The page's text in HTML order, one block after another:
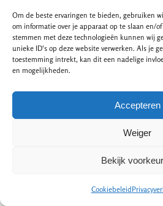
Om de beste ervaringen te bieden, gebruiken
om informatie over je apparaat op te slaan en/
stemmen met deze technologieën kunnen wij
unieke ID's op deze website verwerken. Als je
toestemming intrekt, kan dit een nadelige
en mogelijkheden.
Accepteren
Weiger
Bekijk
Cookiebeleid
Wat zijn de kosten
traprenovatie?
De kosten van een traprenovatie
voor renoveren en de
laminaat is een
€1.400,-